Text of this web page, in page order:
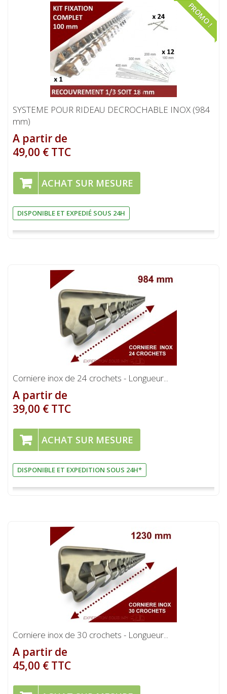
PROMO !
SYSTEME POUR RIDEAU DECROCHABLE INOX (984
mm)
A partir de
49,00 € TTC
ACHAT SUR MESURE
DISPONIBLE ET EXPEDIÉ SOUS 24H
Corniere inox de 24 crochets - Longueur...
A partir de
39,00 € TTC
ACHAT SUR MESURE
DISPONIBLE ET EXPEDITION SOUS 24H*
Corniere inox de 30 crochets - Longueur...
A partir de
45,00 € TTC